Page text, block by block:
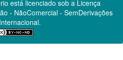
está licenciado sob a Licença
- NãoComercial - SemDerivações